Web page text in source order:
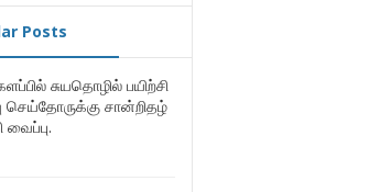
Posts
சுயதொழில் பயிற்சி
செய்தோருக்கு சான்றிதழ்